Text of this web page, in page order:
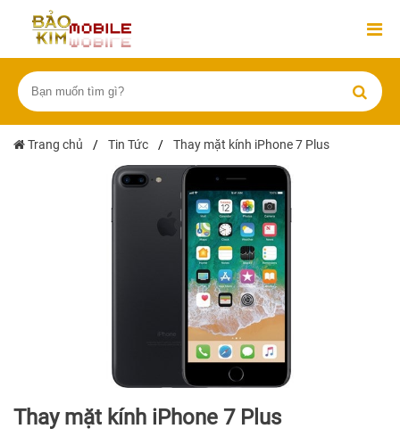
Trang chủ / Tin Tức / Thay mặt kính iPhone 7 Plus
Thay mặt kính iPhone 7 Plus